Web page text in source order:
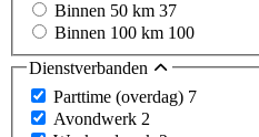
Binnen 50 km 37
Binnen 100 km 100
Dienstverbanden
Parttime (overdag) 7
Avondwerk 2